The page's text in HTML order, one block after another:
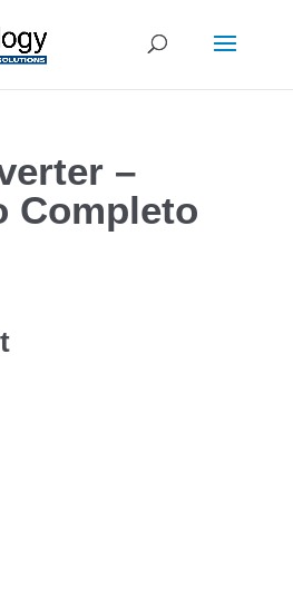
–
Completo